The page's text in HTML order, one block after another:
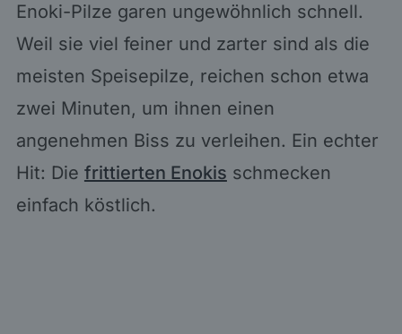
Enoki-Pilze garen ungewöhnlich schnell.
Weil sie viel feiner und zarter sind als die
meisten Speisepilze, reichen schon etwa
zwei Minuten, um ihnen einen
angenehmen Biss zu verleihen. Ein echter
Hit: Die frittierten Enokis schmecken
einfach köstlich.